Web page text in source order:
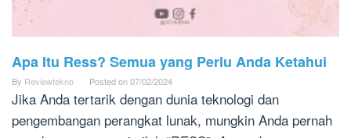
Apa Itu Ress? Semua yang Perlu Anda Ketahui
By Reviewtekno Posted on07/02/2024
Jika Anda tertarik dengan dunia teknologi dan
pengembangan perangkat lunak, mungkin Anda pernah